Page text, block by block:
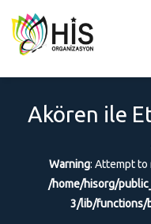
Akören ile
Warning: Attempt to
/home/hisorg/
3/lib/functions/